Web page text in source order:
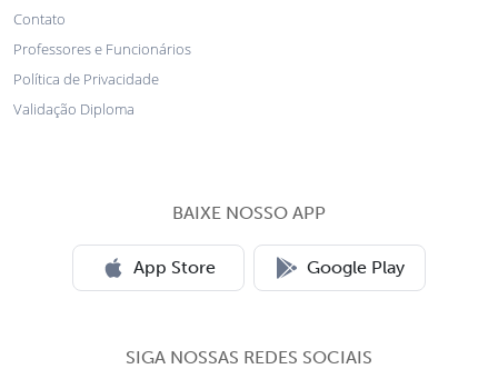
Contato
Professores e Funcionários
Política de Privacidade
Validação Diploma
BAIXE NOSSO APP
App Store Google Play
SIGA NOSSAS REDES SOCIAIS